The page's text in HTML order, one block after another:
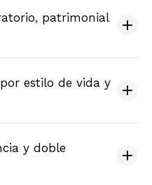
patrimonial
estilo de vida y
y doble